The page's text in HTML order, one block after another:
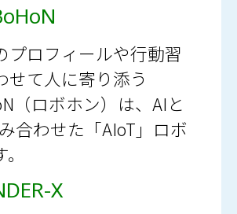
プロフィールや行動習
せて人に寄り添う
（ロボホン）は、AIと
合わせた「AIoT」ロボ
X